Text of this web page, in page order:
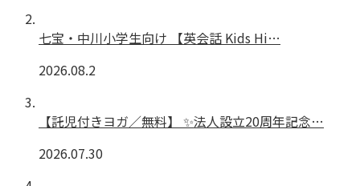
七宝・中川小学生向け 【英会話 Kids Hi…
2026.08.2
【託児付きヨガ／無料】 ✨法人設立20周年記念…
2026.07.30